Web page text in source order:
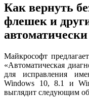
Как вернуть
флешек и
автоматически
Майкрософт
«Автоматическая
для исправления
Windows 10, 8.1 и
выглядит следующим